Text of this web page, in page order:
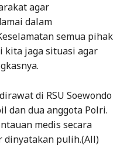
agar
dalam
semua pihak
kita jaga situasi agar
di RSU Soewondo
dan dua anggota Polri.
medis secara
pulih.(All)